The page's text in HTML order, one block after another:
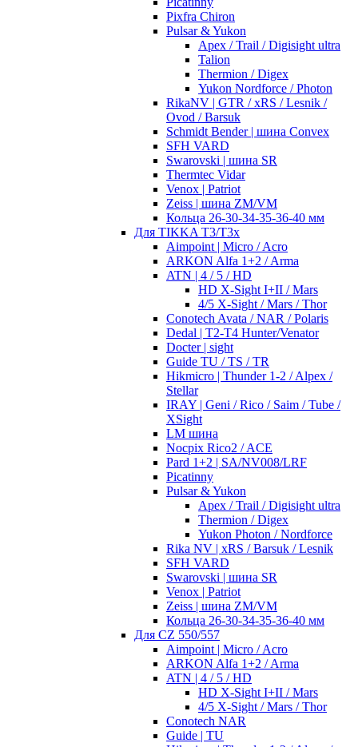
Pixfra Chiron
Pulsar & Yukon
Apex / Trail / Digisight ultra
Talion
Thermion / Digex
Yukon Nordforce / Photon
RikaNV | GTR / xRS / Lesnik /
Ovod / Barsuk
Schmidt Bender | шина Convex
SFH VARD
Swarovski | шина SR
Thermtec Vidar
Venox | Patriot
Zeiss | шина ZM/VM
Кольца 26-30-34-35-36-40 мм
Для TIKKA T3/T3x
Aimpoint | Micro / Acro
ARKON Alfa 1+2 / Arma
ATN | 4 / 5 / HD
HD X-Sight I+II / Mars
4/5 X-Sight / Mars / Thor
Conotech Avata / NAR / Polaris
Dedal | T2-T4 Hunter/Venator
Docter | sight
Guide TU / TS / TR
Hikmicro | Thunder 1-2 / Alpex /
Stellar
IRAY | Geni / Rico / Saim / Tube /
XSight
LM шина
Nocpix Rico2 / ACE
Pard 1+2 | SA/NV008/LRF
Picatinny
Pulsar & Yukon
Apex / Trail / Digisight ultra
Thermion / Digex
Yukon Photon / Nordforce
Rika NV | xRS / Barsuk / Lesnik
SFH VARD
Swarovski | шина SR
Venox | Patriot
Zeiss | шина ZM/VM
Кольца 26-30-34-35-36-40 мм
Для CZ 550/557
Aimpoint | Micro / Acro
ARKON Alfa 1+2 / Arma
ATN | 4 / 5 / HD
HD X-Sight I+II / Mars
4/5 X-Sight / Mars / Thor
Conotech NAR
Guide | TU